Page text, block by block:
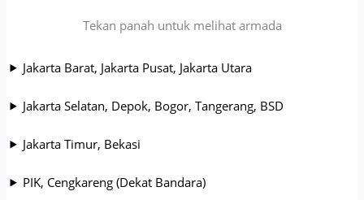
Tekan panah untuk melihat armada
Jakarta Barat, Jakarta Pusat, Jakarta Utara
Jakarta Selatan, Depok, Bogor, Tangerang, BSD
Jakarta Timur, Bekasi
PIK, Cengkareng (Dekat Bandara)